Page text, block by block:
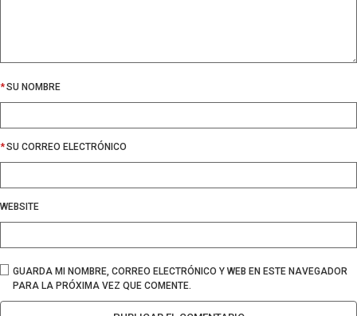
*SU NOMBRE
*SU CORREO ELECTRÓNICO
WEBSITE
GUARDA MI NOMBRE, CORREO ELECTRÓNICO Y WEB EN ESTE NAVEGADOR
PARA LA PRÓXIMA VEZ QUE COMENTE.